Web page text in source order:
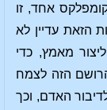
אחד, זו
הזאת עדיין לא
מאמץ, כדי
הזה לצמח
האדם, וכך